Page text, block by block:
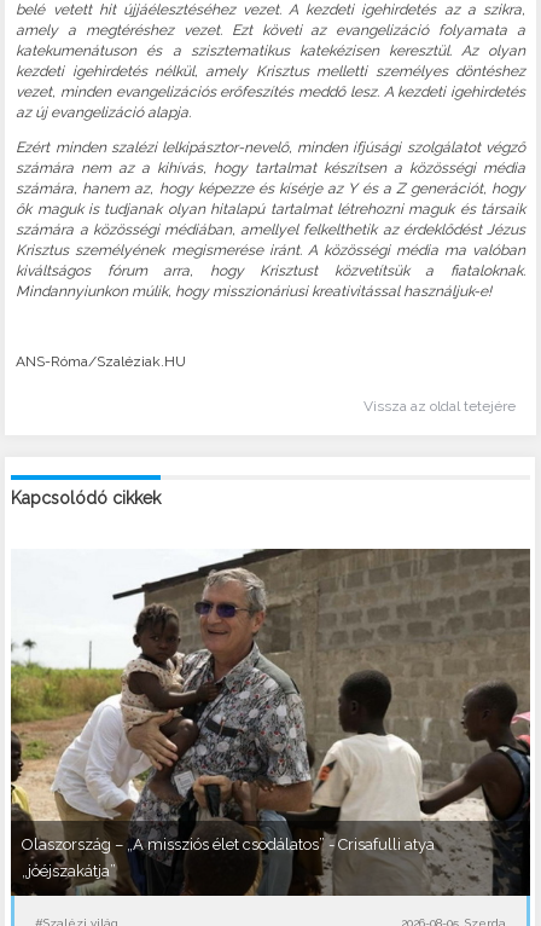
belé vetett hit újjáélesztéséhez vezet. A kezdeti igehirdetés az a szikra,
amely a megtéréshez vezet. Ezt követi az evangelizáció folyamata a
katekumenátuson és a szisztematikus katekézisen keresztül. Az olyan
kezdeti igehirdetés nélkül, amely Krisztus melletti személyes döntéshez
vezet, minden evangelizációs erőfeszítés meddő lesz. A kezdeti igehirdetés
az új evangelizáció alapja.
Ezért minden szalézi lelkipásztor-nevelő, minden ifjúsági szolgálatot végző
számára nem az a kihívás, hogy tartalmat készítsen a közösségi média
számára, hanem az, hogy képezze és kísérje az Y és a Z generációt, hogy
ők maguk is tudjanak olyan hitalapú tartalmat létrehozni maguk és társaik
számára a közösségi médiában, amellyel felkelthetik az érdeklődést Jézus
Krisztus személyének megismerése iránt. A közösségi média ma valóban
kiváltságos fórum arra, hogy Krisztust közvetítsük a fiataloknak.
Mindannyiunkon múlik, hogy misszionáriusi kreativitással használjuk-e!
ANS-Róma/Szaléziak.HU
Vissza az oldal tetejére
Kapcsolódó cikkek
Olaszország – „A missziós élet csodálatos” - Crisafulli atya
„jóéjszakátja”
#Szalézi világ 2026-08-05, Szerda